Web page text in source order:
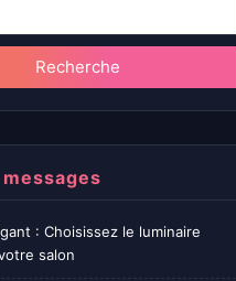
Recherche
: Choisissez le luminaire
salon